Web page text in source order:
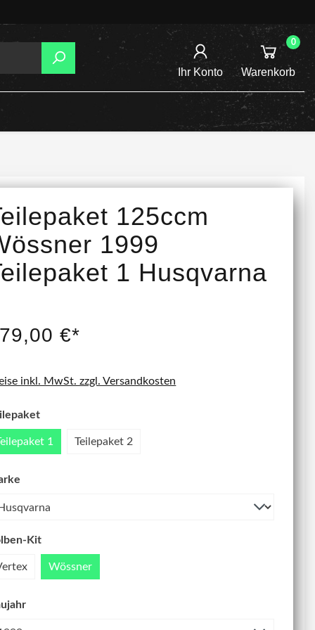
Ihr Konto
0
Warenkorb
/
NEU
125ccm
1999
1 Husqvarna
€*
inkl. MwSt. zzgl. Versandkosten
1 Teilepaket 2
Kit
Wössner